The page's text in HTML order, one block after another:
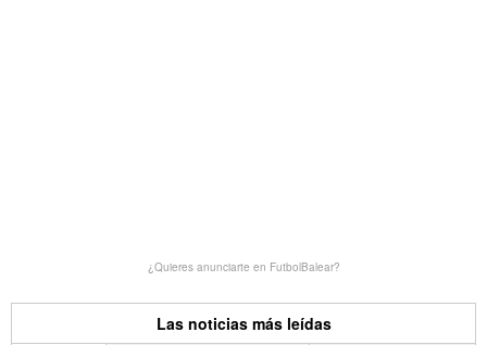
¿Quieres anunciarte en FutbolBalear?
Las noticias más leídas